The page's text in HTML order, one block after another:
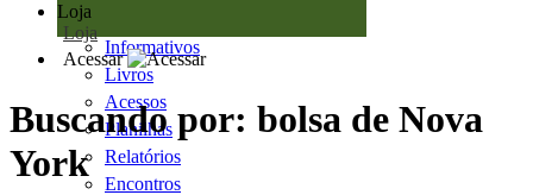
Loja
Loja
Informativos
Livros
Acessos
Planilhas
Relatórios
Encontros
Acessar
Buscando por: bolsa de Nova
York